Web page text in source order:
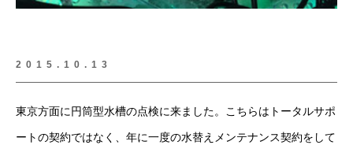
2015.10.13
東京方面に円筒型水槽の点検に来ました。こちらはトータルサポ
ートの契約ではなく、年に一度の水替えメンテナンス契約をして